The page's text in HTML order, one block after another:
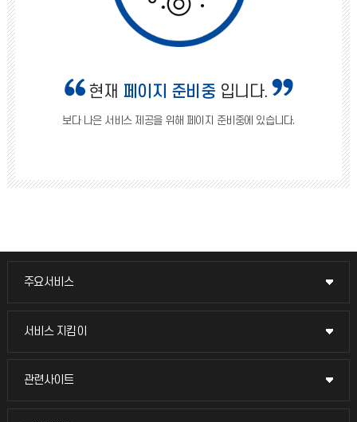
현재 페이지 준비중 입니다.
보다 나은 서비스 제공을 위해 페이지 준비중에 있습니다.
주요서비스
주요서비스
교무회의방송
서비스 지킴이
서비스 지킴이
묻고 답하기
관련사이트
관련사이트